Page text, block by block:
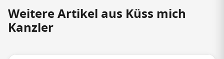
Weitere Artikel aus Küss mich
Kanzler